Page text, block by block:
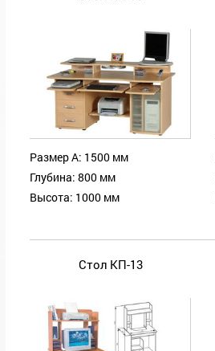
Размер А: 1500 мм
Глубина: 800 мм
Высота: 1000 мм
Стол КП-13